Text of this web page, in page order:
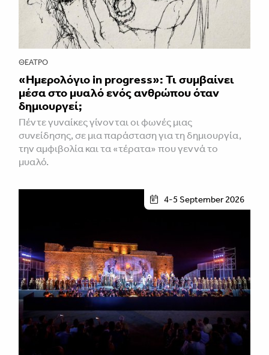
ΘΈΑΤΡΟ
«Ημερολόγιο in progress»: Τι συμβαίνει
μέσα στο μυαλό ενός ανθρώπου όταν
δημιουργεί;
Πέντε γυναίκες γίνονται οι φωνές μιας
συνείδησης, σε μια παράσταση για τη δημιουργία,
την αμφιβολία και τα «τέρατα» που γεννά το
μυαλό.
4-5 September 2026